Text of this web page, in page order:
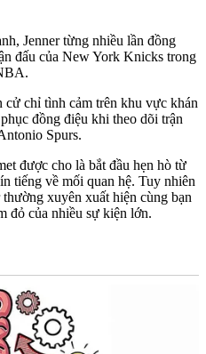
Jenner từng nhiều lần đồng
đấu của New York Knicks trong
cử chỉ tình cảm trên khu vực khán
đồng điệu khi theo dõi trận
Spurs.
được cho là bắt đầu hẹn hò từ
tiếng về mối quan hệ. Tuy nhiên
xuyên xuất hiện cùng bạn
đỏ của nhiều sự kiện lớn.